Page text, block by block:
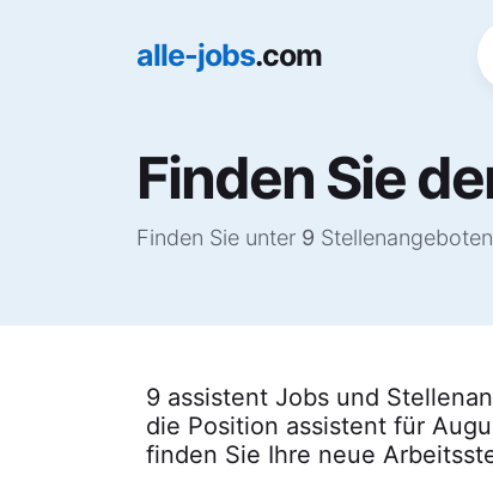
alle-jobs.com
Finden Sie
Finden Sie unter 9
9 assistent Jobs und
die Position assistent für
finden Sie Ihre neue